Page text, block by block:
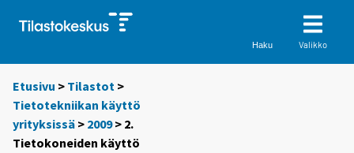
Haku Valikko
Etusivu > Tilastot >
Tietotekniikan käyttö
yrityksissä > 2009> 2.
Tietokoneiden käyttö